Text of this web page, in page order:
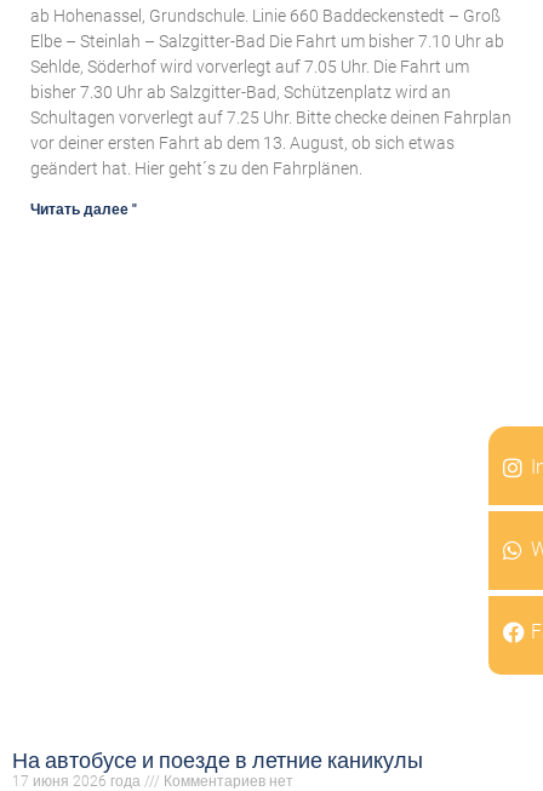
ab Hohenassel, Grundschule. Linie 660 Baddeckenstedt – Groß
Elbe – Steinlah – Salzgitter-Bad Die Fahrt um bisher 7.10 Uhr ab
Sehlde, Söderhof wird vorverlegt auf 7.05 Uhr. Die Fahrt um
bisher 7.30 Uhr ab Salzgitter-Bad, Schützenplatz wird an
Schultagen vorverlegt auf 7.25 Uhr. Bitte checke deinen Fahrplan
vor deiner ersten Fahrt ab dem 13. August, ob sich etwas
geändert hat. Hier geht´s zu den Fahrplänen.
Читать далее "
На автобусе и поезде в летние каникулы
17 июня 2026 года Комментариев нет